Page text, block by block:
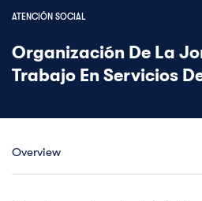
ATENCIÓN SOCIAL
Organización De La
Trabajo En Servicios
Overview